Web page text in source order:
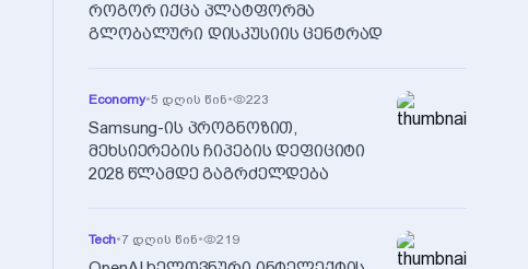
როგორ იქცა პლატფორმა
გლობალური დისკუსიის ცენტრად
Economy•5 დღის წინ• 223
Samsung-ის პროგნოზით,
მეხსიერების ჩიპების დეფიციტი
2028 წლამდე გაგრძელდება
Tech•7 დღის წინ• 219